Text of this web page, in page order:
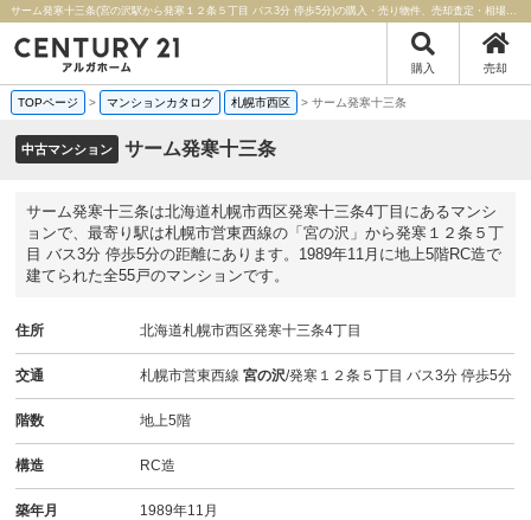
サーム発寒十三条(宮の沢駅から発寒１２条５丁目 バス3分 停歩5分)の購入・売り物件、売却査定・相場・売却価格マンション情報｜センチュリー21アルガホーム
購入 売却
TOPページ > マンションカタログ 札幌市西区 > サーム発寒十三条
中古マンション サーム発寒十三条
サーム発寒十三条は北海道札幌市西区発寒十三条4丁目にあるマンシ
ョンで、最寄り駅は札幌市営東西線の「宮の沢」から発寒１２条５丁
目 バス3分 停歩5分の距離にあります。1989年11月に地上5階RC造で
建てられた全55戸のマンションです。
住所 北海道札幌市西区発寒十三条4丁目
交通 札幌市営東西線宮の沢/発寒１２条５丁目 バス3分 停歩5分
階数 地上5階
構造 RC造
築年月 1989年11月